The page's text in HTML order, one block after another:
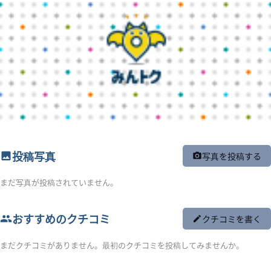
投稿写真 写真を投稿する
まだ写真が投稿されていません。
おすすめのクチコミ クチコミを書く
まだクチコミがありません。最初のクチコミを投稿してみませんか。